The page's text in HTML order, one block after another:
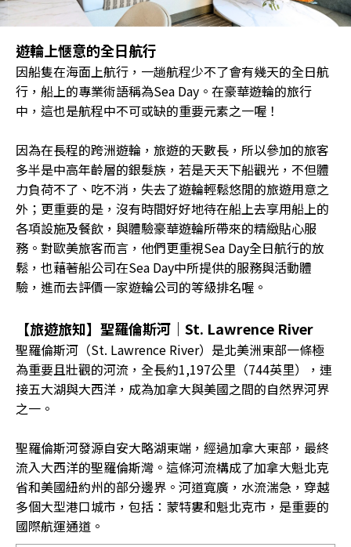
遊輪上愜意的全日航行
因船隻在海面上航行，一趟航程少不了會有幾天的全日航
行，船上的專業術語稱為Sea Day。在豪華遊輪的旅行
中，這也是航程中不可或缺的重要元素之一喔！
因為在長程的跨洲遊輪，旅遊的天數長，所以參加的旅客
多半是中高年齡層的銀髮族，若是天天下船觀光，不但體
力負荷不了、吃不消，失去了遊輪輕鬆悠閒的旅遊用意之
外；更重要的是，沒有時間好好地待在船上去享用船上的
各項設施及餐飲，與體驗豪華遊輪所帶來的精緻貼心服
務。對歐美旅客而言，他們更重視Sea Day全日航行的放
鬆，也藉著船公司在Sea Day中所提供的服務與活動體
驗，進而去評價一家遊輪公司的等級排名喔。
【旅遊旅知】聖羅倫斯河｜St. Lawrence River
聖羅倫斯河（St. Lawrence River）是北美洲東部一條極
為重要且壯觀的河流，全長約1,197公里（744英里），連
接五大湖與大西洋，成為加拿大與美國之間的自然界河界
之一。
聖羅倫斯河發源自安大略湖東端，經過加拿大東部，最終
流入大西洋的聖羅倫斯灣。這條河流構成了加拿大魁北克
省和美國紐約州的部分邊界。河道寬廣，水流湍急，穿越
多個大型港口城市，包括：蒙特婁和魁北克市，是重要的
國際航運通道。